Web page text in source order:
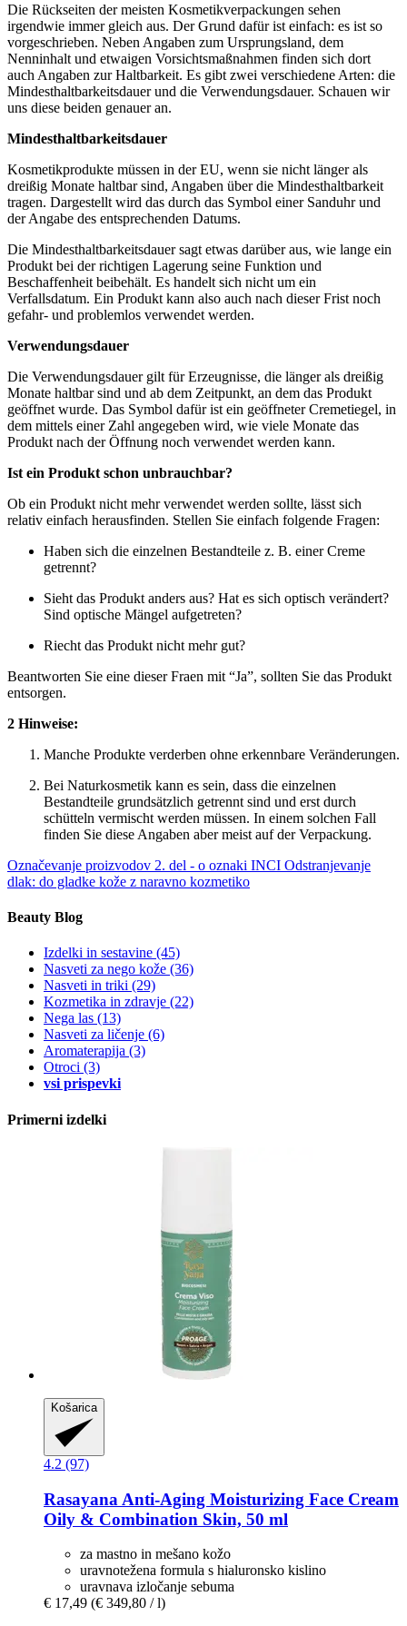
Die Rückseiten der meisten Kosmetikverpackungen sehen
irgendwie immer gleich aus. Der Grund dafür ist einfach: es ist so
vorgeschrieben. Neben Angaben zum Ursprungsland, dem
Nenninhalt und etwaigen Vorsichtsmaßnahmen finden sich dort
auch Angaben zur Haltbarkeit. Es gibt zwei verschiedene Arten: die
Mindesthaltbarkeitsdauer und die Verwendungsdauer. Schauen wir
uns diese beiden genauer an.
Mindesthaltbarkeitsdauer
Kosmetikprodukte müssen in der EU, wenn sie nicht länger als
dreißig Monate haltbar sind, Angaben über die Mindesthaltbarkeit
tragen. Dargestellt wird das durch das Symbol einer Sanduhr und
der Angabe des entsprechenden Datums.
Die Mindesthaltbarkeitsdauer sagt etwas darüber aus, wie lange ein
Produkt bei der richtigen Lagerung seine Funktion und
Beschaffenheit beibehält. Es handelt sich nicht um ein
Verfallsdatum. Ein Produkt kann also auch nach dieser Frist noch
gefahr- und problemlos verwendet werden.
Verwendungsdauer
Die Verwendungsdauer gilt für Erzeugnisse, die länger als dreißig
Monate haltbar sind und ab dem Zeitpunkt, an dem das Produkt
geöffnet wurde. Das Symbol dafür ist ein geöffneter Cremetiegel, in
dem mittels einer Zahl angegeben wird, wie viele Monate das
Produkt nach der Öffnung noch verwendet werden kann.
Ist ein Produkt schon unbrauchbar?
Ob ein Produkt nicht mehr verwendet werden sollte, lässt sich
relativ einfach herausfinden. Stellen Sie einfach folgende Fragen:
Haben sich die einzelnen Bestandteile z. B. einer Creme
getrennt?
Sieht das Produkt anders aus? Hat es sich optisch verändert?
Sind optische Mängel aufgetreten?
Riecht das Produkt nicht mehr gut?
Beantworten Sie eine dieser Fraen mit “Ja”, sollten Sie das Produkt
entsorgen.
2 Hinweise:
Manche Produkte verderben ohne erkennbare Veränderungen.
Bei Naturkosmetik kann es sein, dass die einzelnen
Bestandteile grundsätzlich getrennt sind und erst durch
schütteln vermischt werden müssen. In einem solchen Fall
finden Sie diese Angaben aber meist auf der Verpackung.
Označevanje proizvodov 2. del - o oznaki INCI Odstranjevanje
dlak: do gladke kože z naravno kozmetiko
Beauty Blog
Izdelki in sestavine (45)
Nasveti za nego kože (36)
Nasveti in triki (29)
Kozmetika in zdravje (22)
Nega las (13)
Nasveti za ličenje (6)
Aromaterapija (3)
Otroci (3)
vsi prispevki
Primerni izdelki
Košarica
4.2 (97)
Rasayana Anti-​Aging Moisturizing Face Cream
Oily & Combination Skin, 50 ml
za mastno in mešano kožo
uravnotežena formula s hialuronsko kislino
uravnava izločanje sebuma
€ 17,49 (€ 349,80 / l)